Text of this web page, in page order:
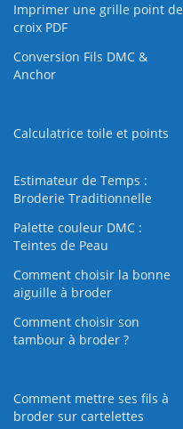
Imprimer une grille point de
croix PDF
Conversion Fils DMC &
Anchor
Calculatrice toile et points
Estimateur de Temps :
Broderie Traditionnelle
Palette couleur DMC :
Teintes de Peau
Comment choisir la bonne
aiguille à broder
Comment choisir son
tambour à broder ?
Comment mettre ses fils à
broder sur cartelettes